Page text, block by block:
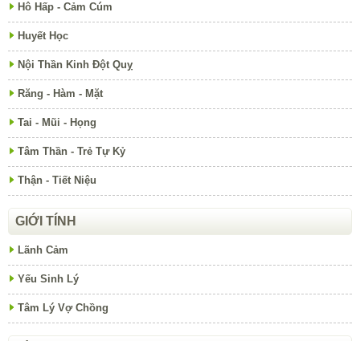
Hô Hấp - Cảm Cúm
Huyết Học
Nội Thần Kinh Đột Quỵ
Răng - Hàm - Mặt
Tai - Mũi - Họng
Tâm Thần - Trẻ Tự Kỷ
Thận - Tiết Niệu
GIỚI TÍNH
Lãnh Cảm
Yếu Sinh Lý
Tâm Lý Vợ Chồng